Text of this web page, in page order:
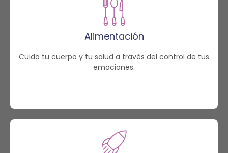
Alimentación
Cuida tu cuerpo y tu salud a través del control de tus
emociones.